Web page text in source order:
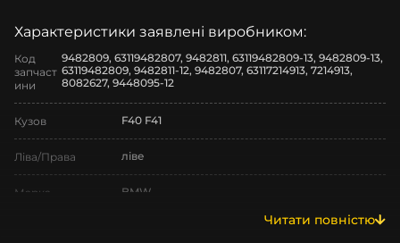
ангельських очей режим денних ходових вогнів,
роблячи його більш помітним на дорозі для інших
водіїв.
Персоналізація:Lightguide bmw доступні в різних
стилях та дизайнах, що дає можливість вибрати
опцію, яка найкраще відповідає вашому смаку та
стилю.
Довговічність:Багато ангельських очей
виготовляються з високоякісних матеріалів, які
освітлення протягом тривалого періоду
Характеристики заявлені виробником:
Код
запчаст
ини
9482809, 63119482807, 9482811, 63119482809-13, 9482809-13,
63119482809, 9482811-12, 9482807, 63117214913, 7214913,
8082627, 9448095-12
Кузов F40 F41
Ліва/Права ліве
Марка BMW
Читати повністю